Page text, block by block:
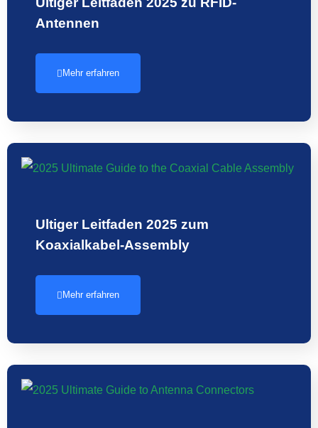
Antennen
Mehr erfahren
Ultiger Leitfaden 2025 zum
Koaxialkabel-Assembly
Mehr erfahren